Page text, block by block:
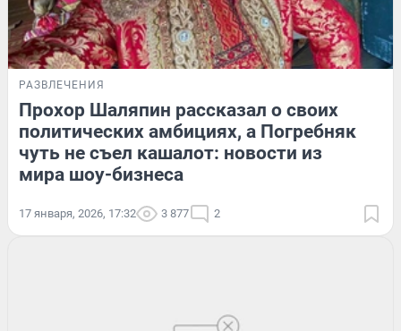
РАЗВЛЕЧЕНИЯ
Прохор Шаляпин рассказал о своих
политических амбициях, а Погребняк
чуть не съел кашалот: новости из
мира шоу-бизнеса
17 января, 2026, 17:32 3 877 2